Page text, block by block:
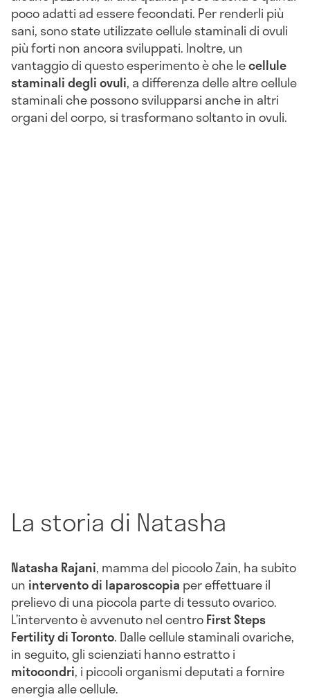
poco adatti ad essere fecondati. Per renderli più
sani, sono state utilizzate cellule staminali di ovuli
più forti non ancora sviluppati. Inoltre, un
vantaggio di questo esperimento è che lecellule
staminali degli ovuli, a differenza delle altre cellule
staminali che possono svilupparsi anche in altri
organi del corpo, si trasformano soltanto in ovuli.
La storia di Natasha
Natasha Rajani, mamma del piccolo Zain, ha subito
un intervento di laparoscopia per effettuare il
prelievo di una piccola parte di tessuto ovarico.
L’intervento è avvenuto nel centroFirst Steps
Fertility di Toronto. Dalle cellule staminali ovariche,
in seguito, gli scienziati hanno estratto i
mitocondri, i piccoli organismi deputati a fornire
energia alle cellule.